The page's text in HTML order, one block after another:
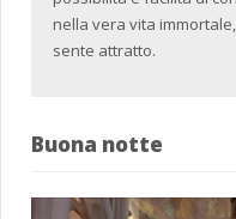
nella vera vita
sente attratto.
Buona notte